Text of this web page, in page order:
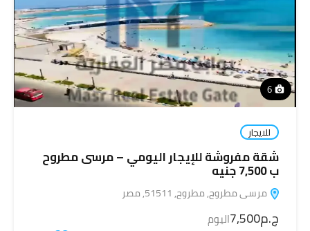
6
للايجار
شقة مفروشة للإيجار اليومي – مرسى مطروح
ب 7,500 جنيه
مرسى مطروح, مطروح, 51511, مصر
ج.م7,500 اليوم